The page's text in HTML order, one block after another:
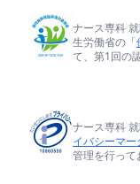
ナース専科
生労働省の「
て、第1回の
ナース専科
イバシーマー
管理を行って